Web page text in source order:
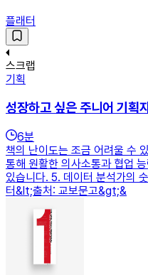
플래터
스크랩
기획
성장하고 싶은 주니어 기획
6분
책의 난이도는 조금 어려울 수
통해 원활한 의사소통과 협업
있습니다. 5. 데이터 분석가의
터&lt;출처: 교보문고&gt;&